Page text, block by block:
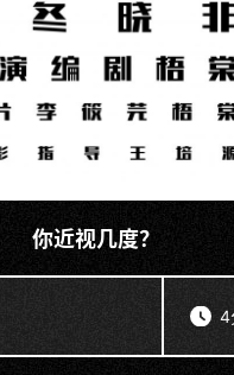
你近视几度？
4